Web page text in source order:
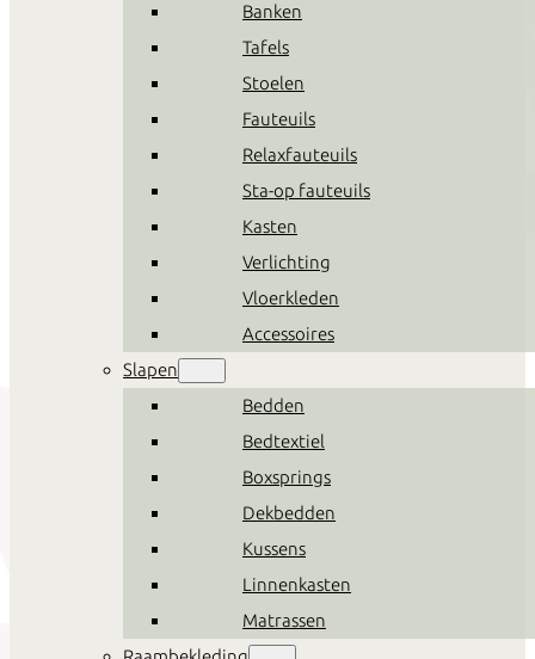
Banken
Tafels
Stoelen
Fauteuils
Relaxfauteuils
Sta-op fauteuils
Kasten
Verlichting
Vloerkleden
Accessoires
Slapen
Bedden
Bedtextiel
Boxsprings
Dekbedden
Kussens
Linnenkasten
Matrassen